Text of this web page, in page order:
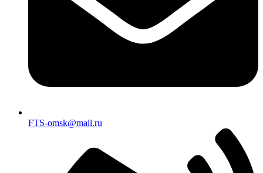
FTS-omsk@mail.ru